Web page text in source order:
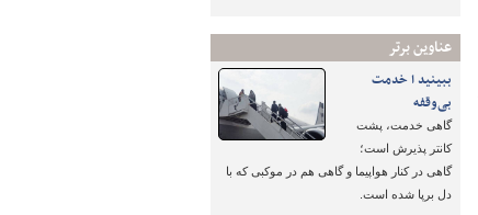
عناوین برتر
ببینید ا خدمت
بی‌وقفه
گاهی خدمت، پشت
کانتر پذیرش است؛
گاهی در کنار هواپیما و گاهی هم در موکبی که با
دل برپا شده است.